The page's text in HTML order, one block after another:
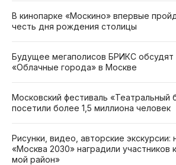
В кинопарке «Москино» впервые
честь дня рождения столицы
Будущее мегаполисов БРИКС обсудят
«Облачные города» в Москве
Московский фестиваль «Театральный
посетили более 1,5 миллиона человек
Рисунки, видео, авторские экскурсии:
«Москва 2030» наградили участников
мой район»